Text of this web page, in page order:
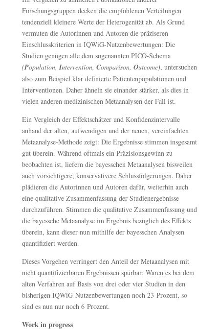
Forschungsgruppen decken die empfohlenen Verteilungen
tendenziell kleinere Werte der Heterogenität ab. Als Grund
vermuten die Autorinnen und Autoren die präziseren
Einschlusskriterien in IQWiG-Nutzenbewertungen: Die
Studien genügen alle dem sogenannten PICO-Schema
(Population,Intervention, Comparison, Outcome), untersuchen
also zum Beispiel klar definierte Patientenpopulationen und
Interventionen. Daher ähneln sie einander stärker, als dies in
vielen anderen medizinischen Metaanalysen der Fall ist.
Ein Vergleich der Effektschätzer und Konfidenzintervalle
anhand der alten, aufwendigen und der neuen, vereinfachten
Metaanalyse-Methode zeigt: Die Ergebnisse stimmen insgesamt
gut überein. Während oftmals ein Präzisionsgewinn zu
beobachten ist, liefern die bayesschen Metaanalysen bisweilen
auch vorsichtigere, konservativere Schlussfolgerungen. Daher
plädieren die Autorinnen und Autoren dafür, weiterhin auch
eine qualitative Zusammenfassung der Studienergebnisse
durchzuführen. Stimmen die qualitative Zusammenfassung und
die bayessche Metaanalyse im Ergebnis bezüglich des Effekts
überein, kann dieser nun mithilfe der bayesschen Analysen
quantifiziert werden.
Dieses Vorgehen verringert den Anteil der Metaanalysen mit
nicht quantifizierbaren Ergebnissen spürbar: Waren es bei dem
alten Verfahren auf Basis von drei oder vier Studien in den
bisherigen IQWiG-Nutzenbewertungen noch 23 Prozent, so
sind es nun nur noch 6 Prozent.
Work in progress